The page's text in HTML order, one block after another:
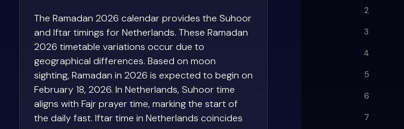
2
3
4
5
6
7
The Ramadan 2026 calendar provides the Suhoor
and Iftar timings for Netherlands. These Ramadan
2026 timetable variations occur due to
geographical differences. Based on moon
sighting, Ramadan in 2026 is expected to begin on
February 18, 2026. In Netherlands, Suhoor time
aligns with Fajr prayer time, marking the start of
the daily fast. Iftar time in Netherlands coincides